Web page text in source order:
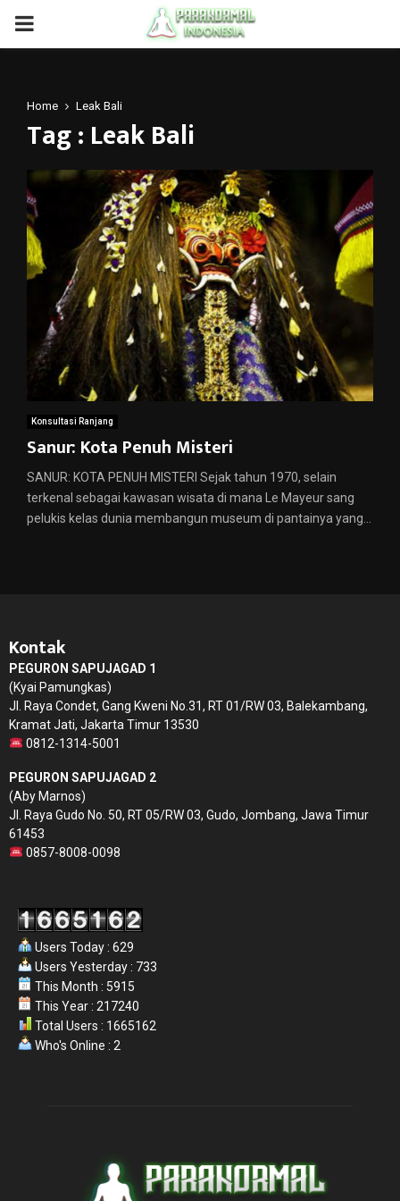
PRIMARY
Home Leak Bali
Tag : Leak Bali
Konsultasi Ranjang
Sanur: Kota Penuh Misteri
SANUR: KOTA PENUH MISTERI Sejak tahun 1970, selain
terkenal sebagai kawasan wisata di mana Le Mayeur sang
pelukis kelas dunia membangun museum di pantainya yang...
Kontak
PEGURON SAPUJAGAD 1
(Kyai Pamungkas)
Jl. Raya Condet, Gang Kweni No.31, RT 01/RW 03, Balekambang,
Kramat Jati, Jakarta Timur 13530
0812-1314-5001
PEGURON SAPUJAGAD 2
(Aby Marnos)
Jl. Raya Gudo No. 50, RT 05/RW 03, Gudo, Jombang, Jawa Timur
61453
0857-8008-0098
Users Today : 629
Users Yesterday : 733
This Month : 5915
This Year : 217240
Total Users : 1665162
Who's Online : 2